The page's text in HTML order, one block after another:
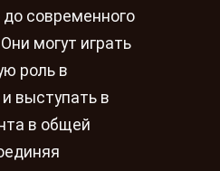
до современного
могут играть
роль в
выступать в
в общей